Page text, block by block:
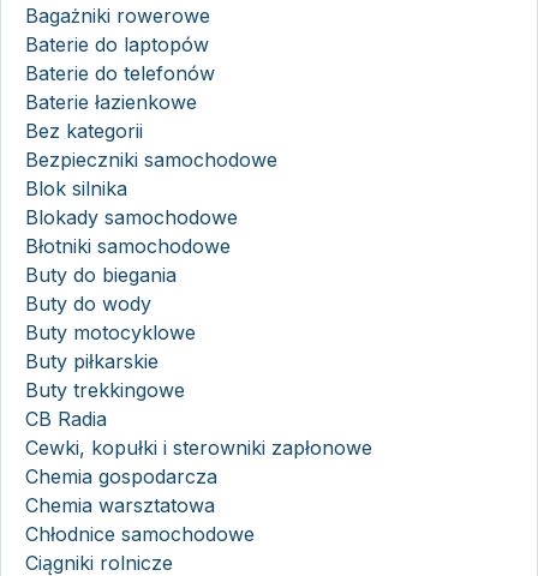
Bagażniki rowerowe
Baterie do laptopów
Baterie do telefonów
Baterie łazienkowe
Bez kategorii
Bezpieczniki samochodowe
Blok silnika
Blokady samochodowe
Błotniki samochodowe
Buty do biegania
Buty do wody
Buty motocyklowe
Buty piłkarskie
Buty trekkingowe
CB Radia
Cewki, kopułki i sterowniki zapłonowe
Chemia gospodarcza
Chemia warsztatowa
Chłodnice samochodowe
Ciągniki rolnicze